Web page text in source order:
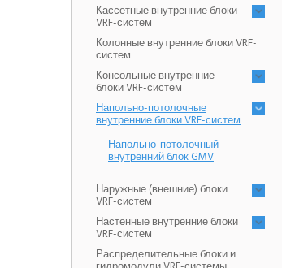
Кассетные внутренние блоки
VRF-систем
Колонные внутренние блоки VRF-
систем
Консольные внутренние
блоки VRF-систем
Напольно-потолочные
внутренние блоки VRF-систем
Напольно-потолочный
внутренний блок GMV
Наружные (внешние) блоки
VRF-систем
Настенные внутренние блоки
VRF-систем
Распределительные блоки и